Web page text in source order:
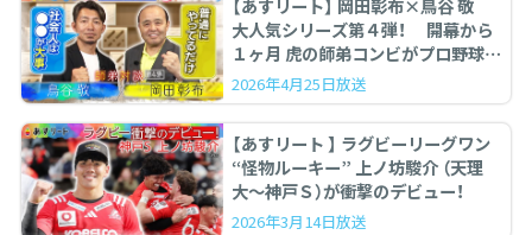
【あすリート】 岡田彰布×鳥谷 敬
大人気シリーズ第４弾！ 開幕から
１ヶ月 虎の師弟コンビがプロ野球を
ぶった斬る！
2026年4月25日放送
【あすリート 】 ラグビーリーグワン
“怪物ルーキー” 上ノ坊駿介 （天理
大〜神戸Ｓ）が衝撃のデビュー！
2026年3月14日放送